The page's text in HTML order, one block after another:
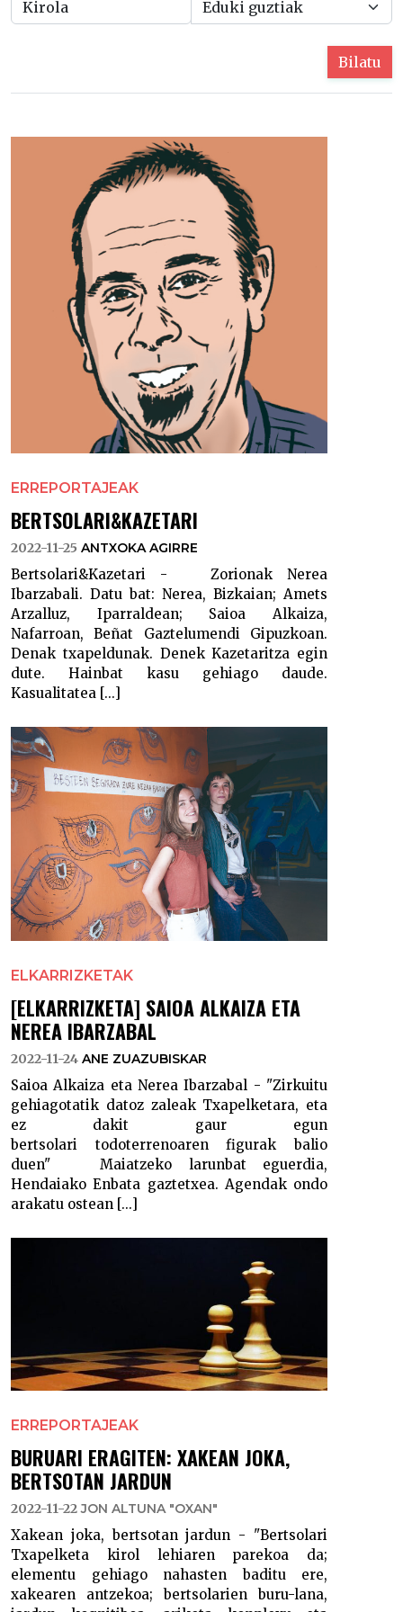
Bilatu
ERREPORTAJEAK
BERTSOLARI&KAZETARI
2022-11-25 ANTXOKA AGIRRE
Bertsolari&Kazetari - Zorionak Nerea
Ibarzabali. Datu bat: Nerea, Bizkaian; Amets
Arzalluz, Iparraldean; Saioa Alkaiza,
Nafarroan, Beñat Gaztelumendi Gipuzkoan.
Denak txapeldunak. Denek Kazetaritza egin
dute. Hainbat kasu gehiago daude.
Kasualitatea [...]
ELKARRIZKETAK
[ELKARRIZKETA] SAIOA ALKAIZA ETA
NEREA IBARZABAL
2022-11-24 ANE ZUAZUBISKAR
Saioa Alkaiza eta Nerea Ibarzabal - "Zirkuitu
gehiagotatik datoz zaleak Txapelketara, eta
ez dakit gaur egun
bertsolari todoterrenoaren figurak balio
duen" Maiatzeko larunbat eguerdia,
Hendaiako Enbata gaztetxea. Agendak ondo
arakatu ostean [...]
ERREPORTAJEAK
BURUARI ERAGITEN: XAKEAN JOKA,
BERTSOTAN JARDUN
2022-11-22 JON ALTUNA "OXAN"
Xakean joka, bertsotan jardun - "Bertsolari
Txapelketa kirol lehiaren parekoa da;
elementu gehiago nahasten baditu ere,
xakearen antzekoa; bertsolarien buru-lana,